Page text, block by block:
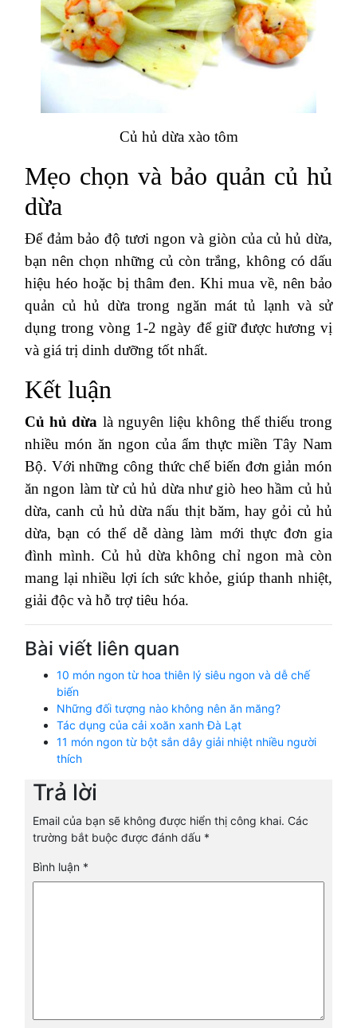
Củ hủ dừa xào tôm
Mẹo chọn và bảo quản củ hủ
dừa
Để đảm bảo độ tươi ngon và giòn của củ hủ dừa,
bạn nên chọn những củ còn trắng, không có dấu
hiệu héo hoặc bị thâm đen. Khi mua về, nên bảo
quản củ hủ dừa trong ngăn mát tủ lạnh và sử
dụng trong vòng 1-2 ngày để giữ được hương vị
và giá trị dinh dưỡng tốt nhất.
Kết luận
Củ hủ dừa là nguyên liệu không thể thiếu trong
nhiều món ăn ngon của ẩm thực miền Tây Nam
Bộ. Với những công thức chế biến đơn giản món
ăn ngon làm từ củ hủ dừa như giò heo hầm củ hủ
dừa, canh củ hủ dừa nấu thịt băm, hay gỏi củ hủ
dừa, bạn có thể dễ dàng làm mới thực đơn gia
đình mình. Củ hủ dừa không chỉ ngon mà còn
mang lại nhiều lợi ích sức khỏe, giúp thanh nhiệt,
giải độc và hỗ trợ tiêu hóa.
Bài viết liên quan
10 món ngon từ hoa thiên lý siêu ngon và dễ chế
biến
Những đối tượng nào không nên ăn măng?
Tác dụng của cải xoăn xanh Đà Lạt
11 món ngon từ bột sắn dây giải nhiệt nhiều người
thích
Trả lời
Email của bạn sẽ không được hiển thị công khai. Các
trường bắt buộc được đánh dấu *
Bình luận *